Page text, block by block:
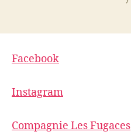
Facebook
Instagram
Compagnie Les Fugaces